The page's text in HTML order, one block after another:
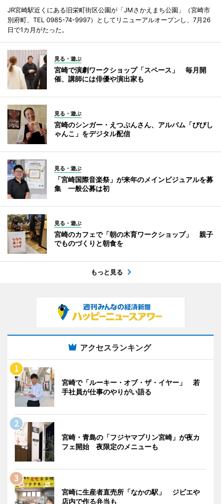
JR宮崎駅近くにある旧栄町街区公園が「JMさかえまち公園」（宮崎市
別府町、TEL 0985-74-9997）としてリニューアルオープンし、7月26
日で1カ月がたった。
見る・遊ぶ
宮崎で演劇ワークショップ「スペース」 毎月開
催、講師には俳優や演出家も
見る・遊ぶ
宮崎のシンガー・えつぷんさん、アルバム「びびし
ゃんこ」をデジタル配信
見る・遊ぶ
「宮崎国際音楽祭」が来年のメインビジュアルを募
集 一般公募は初
見る・遊ぶ
宮崎のカフェで「朝の木育ワークショップ」 親子
でものづくりと朝食を
もっと見る
アクセスランキング
宮崎で「ルーキー・オブ・ザ・イヤー」 若
手社員が仕事のやりがい語る
宮崎・青島の「フジヤマプリン宮崎」が夜カ
フェ開始 夜限定のメニューも
宮崎に生産者直売所「なかの駅」 ジビエや
店内で作る弁当も